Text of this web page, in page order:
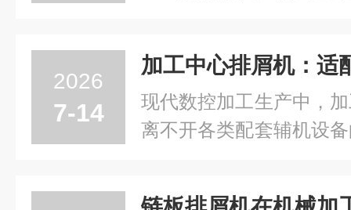
能够稳定输送各类切屑
配不同机床、不同工况...
2026
7-14
现代数控加工生产中，
离不开各类配套辅机设